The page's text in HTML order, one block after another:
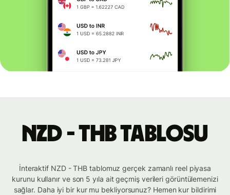
NZD - THB tablosu
İnteraktif NZD - THB tablomuz gerçek zamanlı reel piyasa
kurunu kullanır ve son 5 yıla ait geçmiş verileri görüntülemenizi
sağlar. Daha iyi bir kur mu bekliyorsunuz? Hemen kur bildirimi